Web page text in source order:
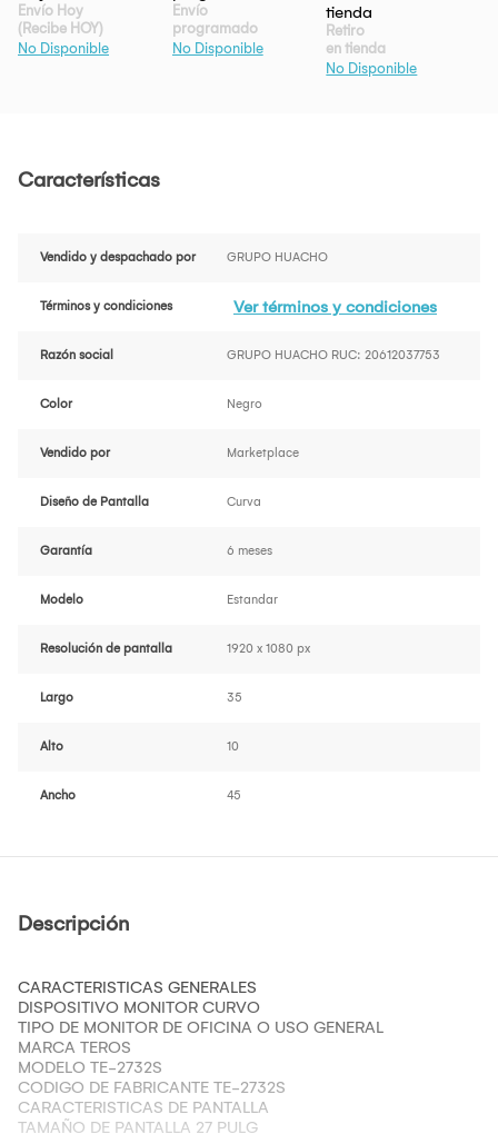
Envío Hoy
(Recibe HOY)
No Disponible
Envío
programado
No Disponible
Retiro
en tienda
No Disponible
Características
Vendido y despachado por GRUPO HUACHO
Términos y condiciones Ver términos y condiciones
Razón social GRUPO HUACHO RUC: 20612037753
Color Negro
Vendido por Marketplace
Diseño de Pantalla Curva
Garantía 6 meses
Modelo Estandar
Resolución de pantalla 1920 x 1080 px
Largo 35
Alto 10
Ancho 45
Descripción
CARACTERISTICAS GENERALES
DISPOSITIVO MONITOR CURVO
TIPO DE MONITOR DE OFICINA O USO GENERAL
MARCA TEROS
MODELO TE-2732S
CODIGO DE FABRICANTE TE-2732S
CARACTERISTICAS DE PANTALLA
TAMAÑO DE PANTALLA 27 PULG